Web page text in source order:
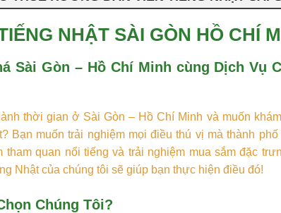
NHẬT SÀI GÒN HỒ CHÍ
Sài Gòn – Hồ Chí Minh cùng Dịch Vụ
thời gian ở Sài Gòn – Hồ Chí Minh và muốn
Bạn muốn trải nghiệm mọi điều thú vị mà thành
tham quan nổi tiếng và trải nghiệm mua sắm đặc
Nhật của chúng tôi sẽ giúp bạn thực hiện điều đó!
Chúng Tôi?